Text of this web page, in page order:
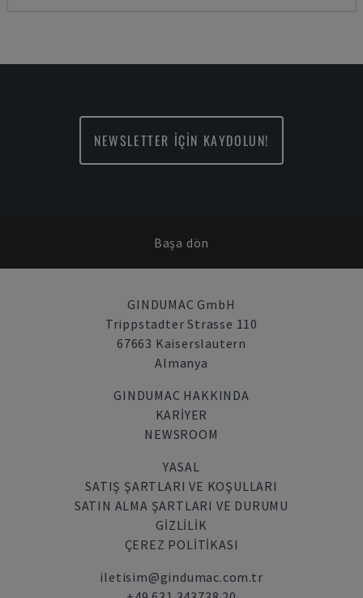
NEWSLETTER İÇİN KAYDOLUN!
Başa dön
GINDUMAC GmbH
Trippstadter Strasse 110
67663 Kaiserslautern
Almanya
GINDUMAC HAKKINDA
KARIYER
NEWSROOM
YASAL
SATIŞ ŞARTLARI VE KOŞULLARI
SATIN ALMA ŞARTLARI VE DURUMU
GİZLİLİK
ÇEREZ POLITIKASI
iletisim@gindumac.com.tr